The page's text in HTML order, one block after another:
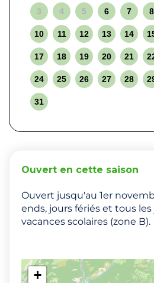
3 4 5 6 7 8
10 11 12 13 14
17 18 19 20 21
24 25 26 27 28
31
Ouvert en cette saison
Ouvert jusqu'au 1er
ends, jours fériés et tous
vacances scolaires (zone B).
+